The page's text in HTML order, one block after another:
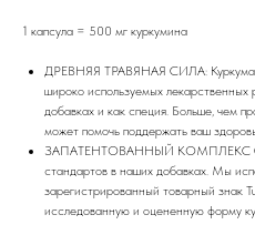
1 капсула = 500 мг куркумина
ДРЕВНЯЯ ТРАВЯНАЯ СИЛА: Куркума
широко используемых
добавках и как специя. Больше, чем
может помочь поддержать ваш
ЗАПАТЕНТОВАННЫЙ КОМПЛЕКС C3:
стандартов в наших добавках. Мы
зарегистрированный товарный знак
исследованную и оцененную форму